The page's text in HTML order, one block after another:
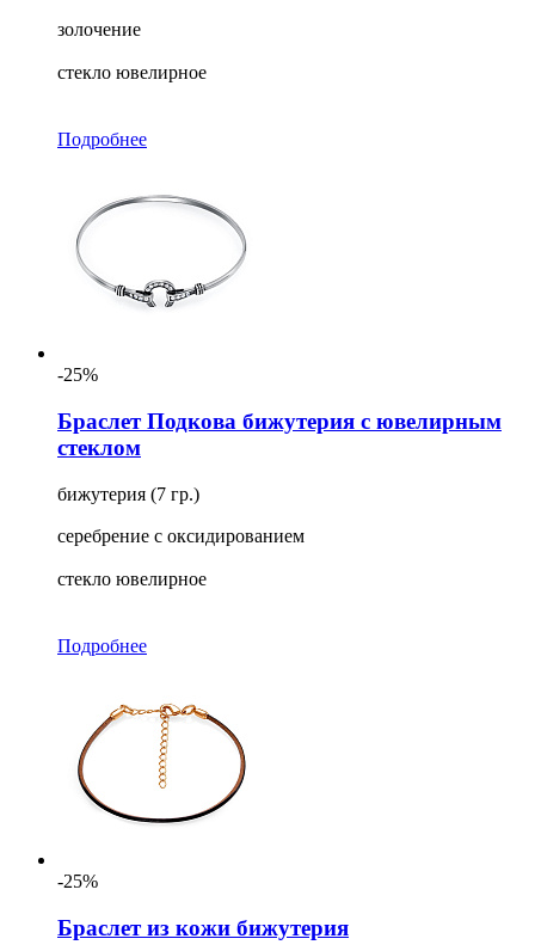
золочение
стекло ювелирное
Подробнее
-25%
Браслет Подкова бижутерия с ювелирным
стеклом
бижутерия (7 гр.)
серебрение с оксидированием
стекло ювелирное
Подробнее
-25%
Браслет из кожи бижутерия